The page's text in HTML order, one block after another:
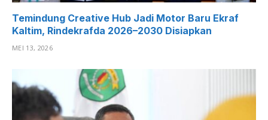
Temindung Creative Hub Jadi Motor Baru Ekraf
Kaltim, Rindekrafda 2026–2030 Disiapkan
MEI 13, 2026